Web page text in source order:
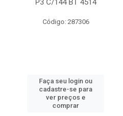
P3 C/144 BT 4514
Código: 287306
Faça seu login ou
cadastre-se para
ver preços e
comprar